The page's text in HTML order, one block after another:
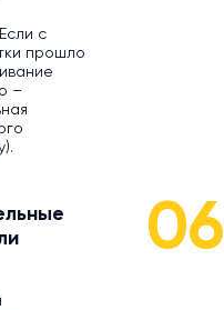
с
прошло
–
06